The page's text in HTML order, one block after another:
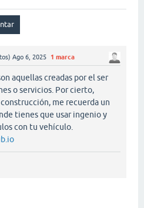
Ago 6, 2025 1 marca
aquellas creadas por el ser
o servicios. Por cierto,
me recuerda un
tienes que usar ingenio y
con tu vehículo.